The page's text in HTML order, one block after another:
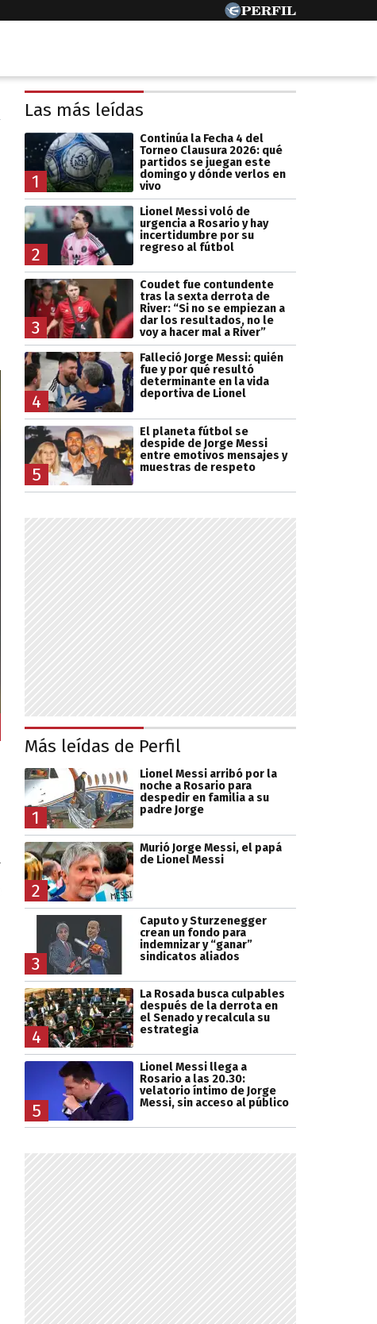
Las más leídas
1
Continúa la Fecha 4 del
Torneo Clausura 2026: qué
partidos se juegan este
domingo y dónde verlos en
vivo
2
Lionel Messi voló de
urgencia a Rosario y hay
incertidumbre por su
regreso al fútbol
3
Coudet fue contundente
tras la sexta derrota de
River: “Si no se empiezan a
dar los resultados, no le
voy a hacer mal a River”
4
Falleció Jorge Messi: quién
fue y por qué resultó
determinante en la vida
deportiva de Lionel
5
El planeta fútbol se
despide de Jorge Messi
entre emotivos mensajes y
muestras de respeto
Más leídas de Perfil
1
Lionel Messi arribó por la
noche a Rosario para
despedir en familia a su
padre Jorge
2
Murió Jorge Messi, el papá
de Lionel Messi
3
Caputo y Sturzenegger
crean un fondo para
indemnizar y “ganar”
sindicatos aliados
4
La Rosada busca culpables
después de la derrota en
el Senado y recalcula su
estrategia
5
Lionel Messi llega a
Rosario a las 20.30:
velatorio íntimo de Jorge
Messi, sin acceso al público